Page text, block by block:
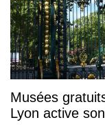
Musées
Lyon active